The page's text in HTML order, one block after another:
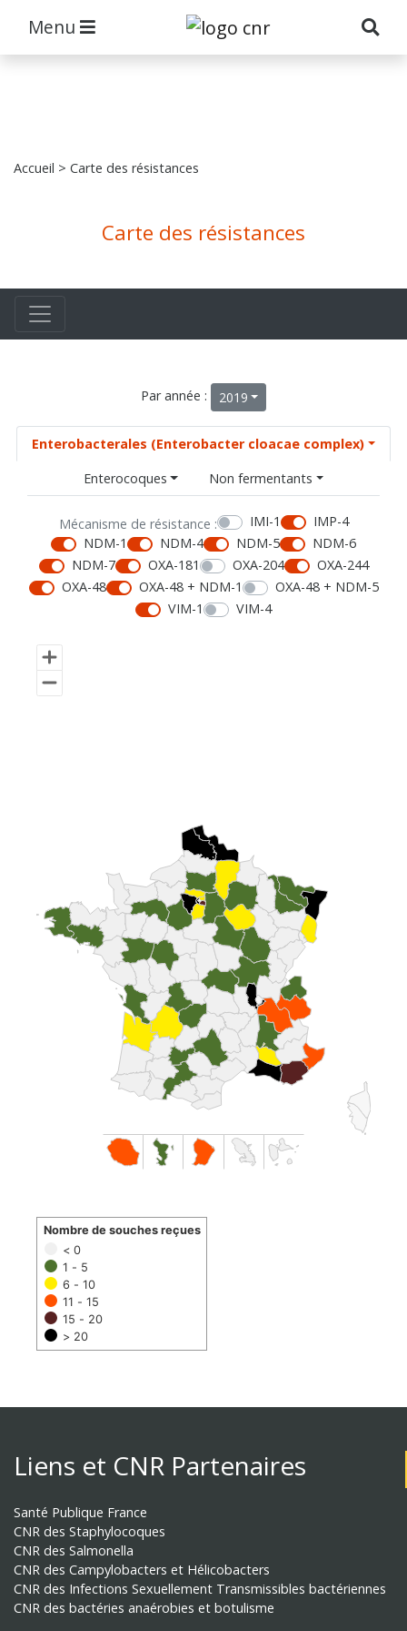
Menu
Accueil > Carte des résistances
Carte des résistances
Par année : 2019
Enterobacterales (Enterobacter cloacae complex)
Enterocoques
Non fermentants
Mécanisme de résistance : IMI-1
IMP-4
NDM-1
NDM-4 NDM-5
NDM-6
NDM-7
OXA-181 OXA-204
OXA-244
OXA-48
OXA-48 + NDM-1
OXA-48 + NDM-5
VIM-1
VIM-4
< 0
1 - 5
6 - 10
11 - 15
15 - 20
> 20
Nombre de souches reçues
Liens et CNR Partenaires
Santé Publique France
CNR des Staphylocoques
CNR des Salmonella
CNR des Campylobacters et Hélicobacters
CNR des Infections Sexuellement Transmissibles bactériennes
CNR des bactéries anaérobies et botulisme